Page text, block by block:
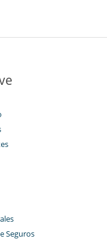
Seguros